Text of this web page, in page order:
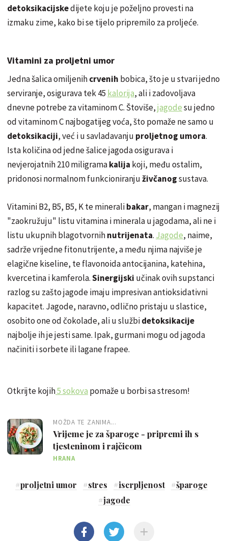
detoksikacijskedijete koju je poželjno provesti na
izmaku zime, kako bi se tijelo pripremilo za proljeće.
Vitamini za proljetni umor
Jedna šalica omiljenihcrvenih bobica, što je u stvari jedno
serviranje, osigurava tek 45 kalorija, ali i zadovoljava
dnevne potrebe za vitaminom C. Štoviše,jagodesu jedno
od vitaminom C najbogatijeg voća, što pomaže ne samo u
detoksikaciji, već i u savladavanju proljetnog umora.
Ista količina od jedne šalice jagoda osigurava i
nevjerojatnih 210 miligramakalija koji, među ostalim,
pridonosi normalnom funkcioniranjuživčanogsustava.
Vitamini B2, B5, B5, K te mineralibakar, mangan i magnezij
"zaokružuju" listu vitamina i minerala u jagodama, ali ne i
listu ukupnih blagotvornihnutrijenata. Jagode, naime,
sadrže vrijedne fitonutrijente, a među njima najviše je
elagičnekiseline, te flavonoida antocijanina, katehina,
kvercetina ikamferola.Sinergijski učinak ovih supstanci
razlog su zašto jagode imaju impresivan antioksidativni
kapacitet. Jagode, naravno, odlično pristaju u slastice,
osobito one od čokolade, ali u službidetoksikacije
najbolje ih je jesti same. Ipak, gurmani mogu od jagoda
načiniti i sorbete ili lagane frapee.
Otkrijte kojih5 sokova pomaže u borbi sa stresom!
MOŽDA TE ZANIMA...
Vrijeme je za šparoge - pripremi ih s
tjesteninom i rajčicom
HRANA
#proljetni umor #stres #iscrpljenost #šparoge
#jagode